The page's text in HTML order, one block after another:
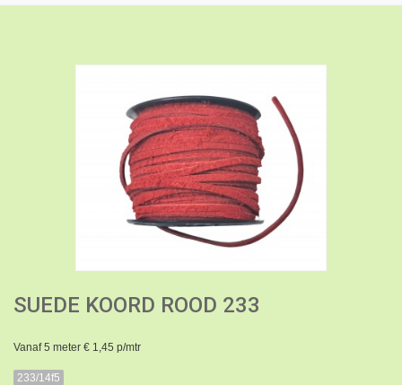
SUEDE KOORD ROOD 233
Vanaf 5 meter € 1,45 p/mtr
233/14f5